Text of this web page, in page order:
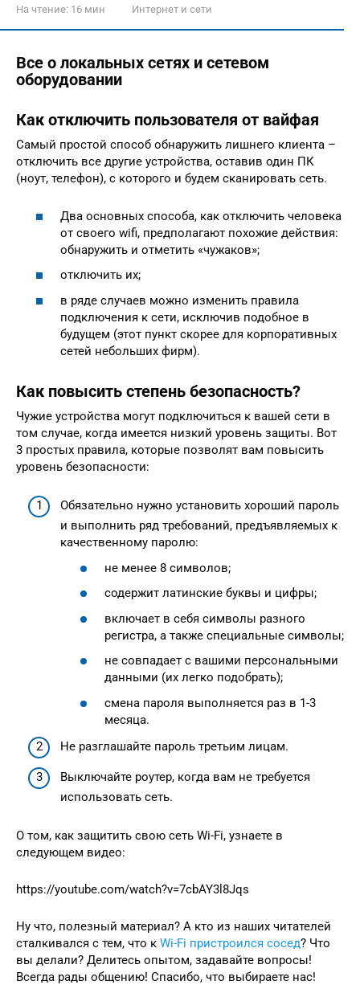
На чтение: 16 мин Интернет и сети
Все о локальных сетях и сетевом
оборудовании
Как отключить пользователя от вайфая
Самый простой способ обнаружить лишнего клиента –
отключить все другие устройства, оставив один ПК
(ноут, телефон), с которого и будем сканировать сеть.
Два основных способа, как отключить человека
от своего wifi, предполагают похожие действия:
обнаружить и отметить «чужаков»;
отключить их;
в ряде случаев можно изменить правила
подключения к сети, исключив подобное в
будущем (этот пункт скорее для корпоративных
сетей небольших фирм).
Как повысить степень безопасность?
Чужие устройства могут подключиться к вашей сети в
том случае, когда имеется низкий уровень защиты. Вот
3 простых правила, которые позволят вам повысить
уровень безопасности:
Обязательно нужно установить хороший пароль
и выполнить ряд требований, предъявляемых к
качественному паролю:
не менее 8 символов;
содержит латинские буквы и цифры;
включает в себя символы разного
регистра, а также специальные символы;
не совпадает с вашими персональными
данными (их легко подобрать);
смена пароля выполняется раз в 1-3
месяца.
Не разглашайте пароль третьим лицам.
Выключайте роутер, когда вам не требуется
использовать сеть.
О том, как защитить свою сеть Wi-Fi, узнаете в
следующем видео:
https://youtube.com/watch?v=7cbAY3l8Jqs
Ну что, полезный материал? А кто из наших читателей
сталкивался с тем, что к Wi-Fi пристроился сосед? Что
вы делали? Делитесь опытом, задавайте вопросы!
Всегда рады общению! Спасибо, что выбираете нас!